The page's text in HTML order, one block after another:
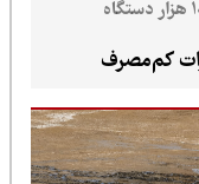
طرح تعویض ۱۰ هزار دستگاه